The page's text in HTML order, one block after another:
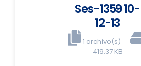
Ses-1359 10-
12-13
1 archivo(s)
419.37 KB